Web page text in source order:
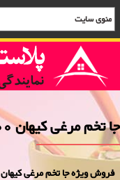
جا تخم مرغی کیهان 2000 فروش